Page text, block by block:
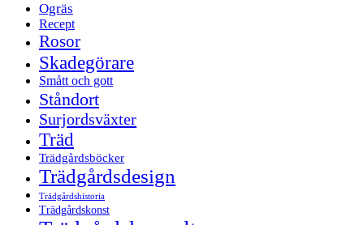
Ogräs
Recept
Rosor
Skadegörare
Smått och gott
Ståndort
Surjordsväxter
Träd
Trädgårdsböcker
Trädgårdsdesign
Trädgårdshistoria
Trädgårdskonst